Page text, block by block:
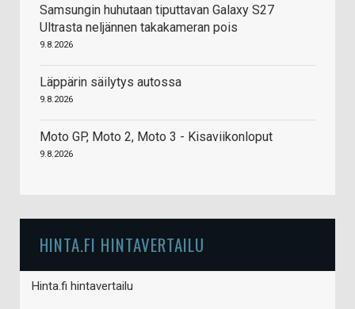
Samsungin huhutaan tiputtavan Galaxy S27
Ultrasta neljännen takakameran pois
9.8.2026
Läppärin säilytys autossa
9.8.2026
Moto GP, Moto 2, Moto 3 - Kisaviikonloput
9.8.2026
HINTA.FI HINTAVERTAILU
Hinta.fi hintavertailu